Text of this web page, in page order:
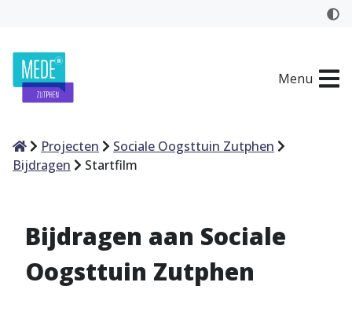
Menu
HomeProjecten
Sociale Oogsttuin Zutphen
Bijdragen
Startfilm
Bijdragen aan Sociale
Oogsttuin Zutphen